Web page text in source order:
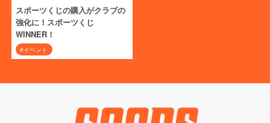
スポーツくじの購入がクラブの
強化に！スポーツくじ
WINNER！
#イベント